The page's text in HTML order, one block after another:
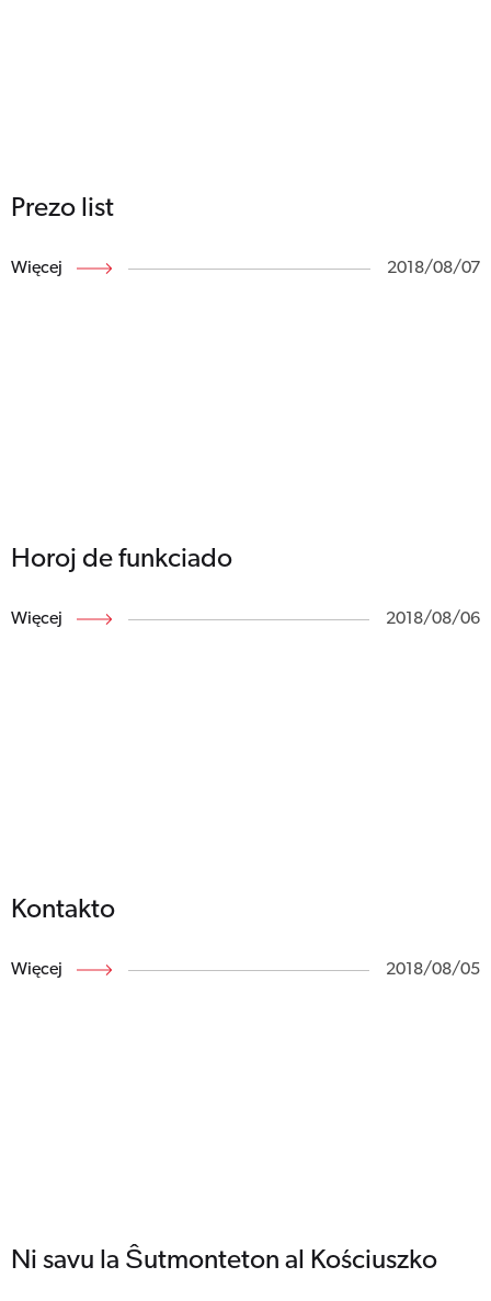
Prezo list
Więcej 2018/08/07
Horoj de funkciado
Więcej 2018/08/06
Kontakto
Więcej 2018/08/05
Ni savu la Ŝutmonteton al Kościuszko